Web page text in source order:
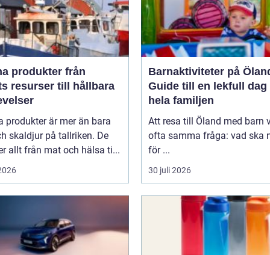
produkter från
resurser till hållbara
produkter är mer än bara
skaldjur på tallriken. De
allt från mat och hälsa ti...
Barnaktiviteter på
Guide till en lekfull dag
hela familjen
Att resa till Öland med barn
ofta samma fråga: vad ska
för ...
30 juli 2026